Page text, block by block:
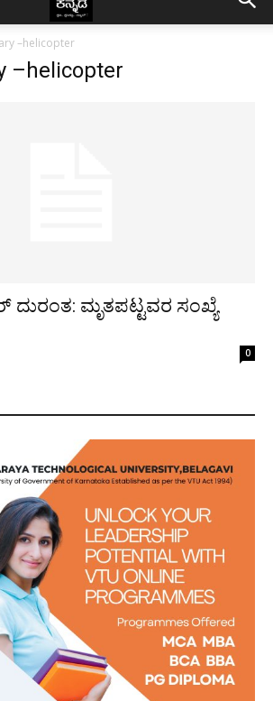
–helicopter
–helicopter
ದುರಂತ: ಮೃತಪಟ್ಟವರ ಸಂಖ್ಯೆ
0